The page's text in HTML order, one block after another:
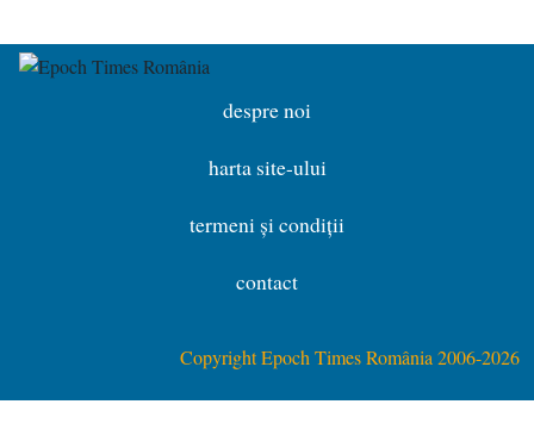
despre noi
harta site-ului
termeni și condiții
contact
Copyright Epoch Times România 2006-2026